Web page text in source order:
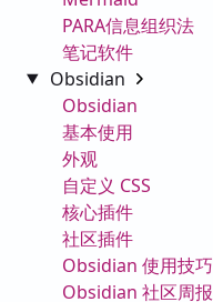
PARA信息组织法
笔记软件
Obsidian
Obsidian
基本使用
外观
自定义 CSS
核心插件
社区插件
Obsidian 使用技巧
Obsidian 社区周报